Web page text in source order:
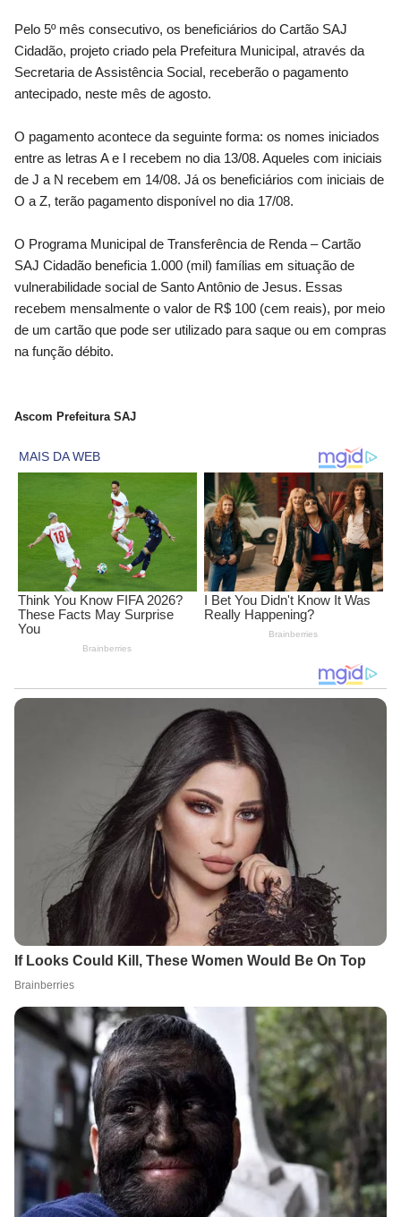
Pelo 5º mês consecutivo, os beneficiários do Cartão SAJ
Cidadão, projeto criado pela Prefeitura Municipal, através da
Secretaria de Assistência Social, receberão o pagamento
antecipado, neste mês de agosto.
O pagamento acontece da seguinte forma: os nomes iniciados
entre as letras A e I recebem no dia 13/08. Aqueles com iniciais
de J a N recebem em 14/08. Já os beneficiários com iniciais de
O a Z, terão pagamento disponível no dia 17/08.
O Programa Municipal de Transferência de Renda – Cartão
SAJ Cidadão beneficia 1.000 (mil) famílias em situação de
vulnerabilidade social de Santo Antônio de Jesus. Essas
recebem mensalmente o valor de R$ 100 (cem reais), por meio
de um cartão que pode ser utilizado para saque ou em compras
na função débito.
Ascom Prefeitura SAJ